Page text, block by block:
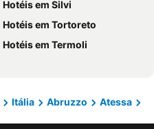
Hotéis em Silvi
Hotéis em Tortoreto
Hotéis em Termoli
Itália Abruzzo
Atessa